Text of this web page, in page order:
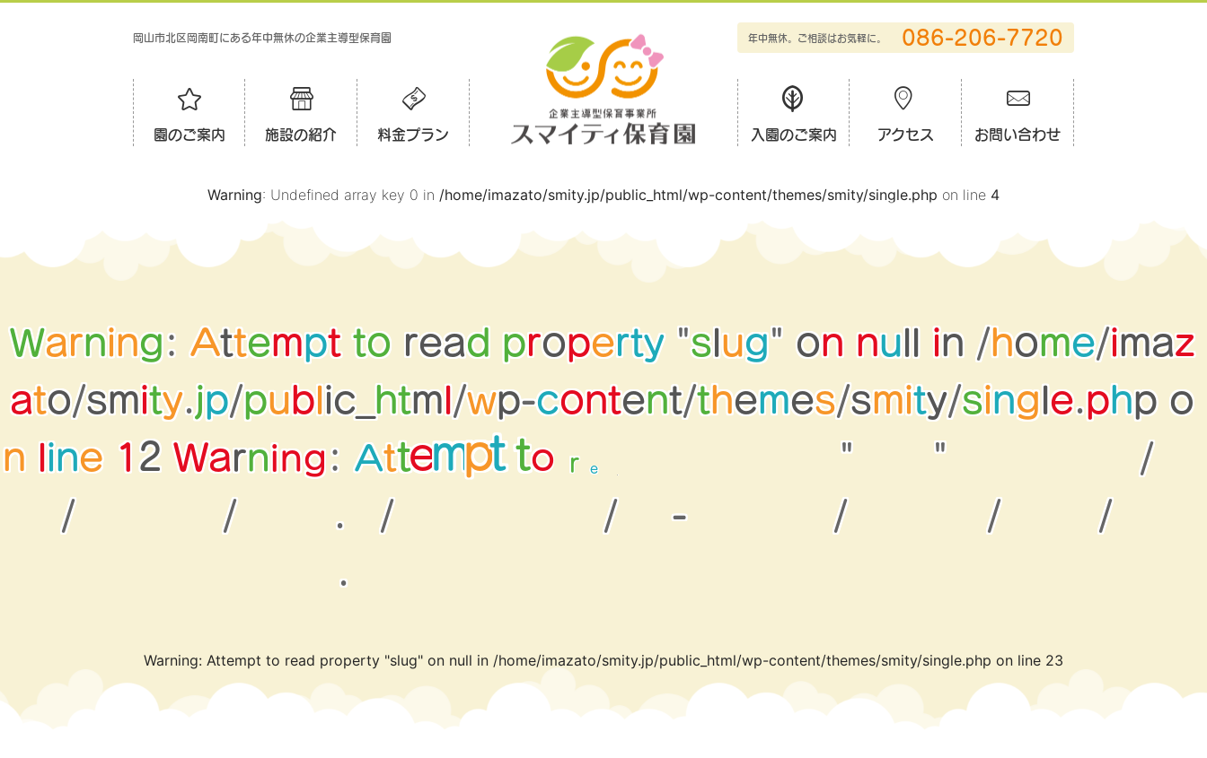
岡山市北区岡南町にある年中無休の企業主導型保育園 年中無休。ご相談はお気軽に。 086-206-7720
園のご案内 施設の紹介 料金プラン 入園のご案内 アクセス お問い合わせ
Warning: Undefined array key 0 in /home/imazato/smity.jp/public_html/wp-content/themes/smity/single.php on line 4
Warning:Attempt to read property"sl ug" on nul in/home/imaz
ato/smity.jp/public htm l/wp-content/themes/smity/sing le.php o
n ine 1 2 Warning:Attempt to r e "s "
/
/
/ . / / - / /
/
.
Warning: Attempt to read property "slug" on null in /home/imazato/smity.jp/public_html/wp-content/themes/smity/single.php on line 23